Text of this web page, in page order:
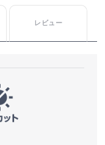
レビュー